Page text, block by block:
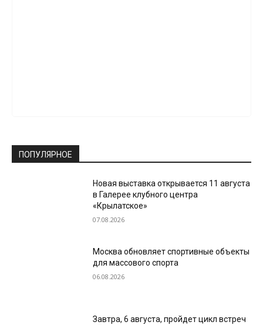
ПОПУЛЯРНОЕ
Новая выставка открывается 11 августа
в Галерее клубного центра
«Крылатское»
07.08.2026
Москва обновляет спортивные объекты
для массового спорта
06.08.2026
Завтра, 6 августа, пройдет цикл встреч